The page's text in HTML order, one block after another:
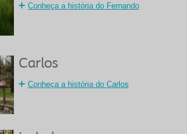
Conheça a história do Fernando
Carlos
Conheça a história do Carlos